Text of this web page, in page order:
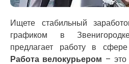
Ищете стабильный
графиком в
предлагает работу в сфере
Работа велокурьером –
Кролевец
Кропивницкий
Крыховцы
Крюковщина
Крыжановка